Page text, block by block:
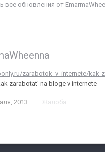
все обновления от
zarabotok_v_internete/kak-
zarabotat' na bloge v internete
2013 Жалоба